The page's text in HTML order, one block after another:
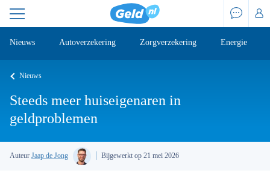
Nieuws Autoverzekering Zorgverzekering Energie
Nieuws
Steeds meer huiseigenaren in
geldproblemen
Auteur Jaap de Jong Bijgewerkt op 21 mei 2026